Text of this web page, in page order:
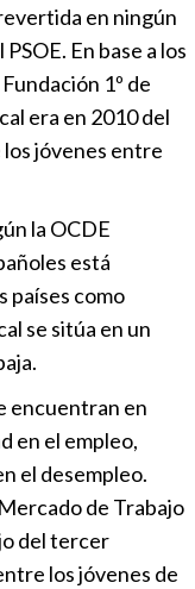
en ningún
En base a los
1º de
era en 2010 del
los jóvenes entre
la OCDE
está
países como
se sitúa en un
encuentran en
en el empleo,
el desempleo.
de Trabajo
del tercer
los jóvenes de